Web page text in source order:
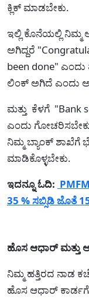
ಕ್ಲಿಕ್ ಮಾಡಬೇಕು.
ಇಲ್ಲಿ ಕೊನೆಯಲ್ಲಿ
ಅಗಿದ್ದರೆ
been done"
ಲಿಂಕ್ ಅಗಿದೆ ಎಂದು
ಮತ್ತು ಕೆಳಗೆ "Bank
ಎಂದು
ನಿಮ್ಮ ಬ್ಯಾಂಕ್ ಶಾಖೆಗೆ
ಮಾಡಿಕೊಳ್ಳಬೇಕು.
ಇದನ್ನೂ ಓದಿ:
35 % ಸಬ್ಸಿಡಿ ಜೊತೆ
ಹೊಸ ಆಧಾರ್ ಮತ್ತು
ನಿಮ್ಮ ಹತ್ತಿರದ ನಾಡ
ಹೊಸ ಆಧಾರ್